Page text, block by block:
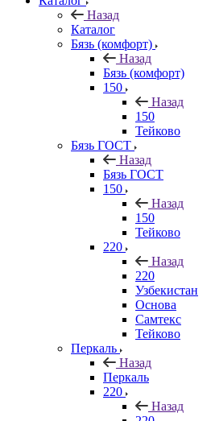
Назад
Каталог
Бязь (комфорт)
Назад
Бязь (комфорт)
150
Назад
150
Тейково
Бязь ГОСТ
Назад
Бязь ГОСТ
150
Назад
150
Тейково
220
Назад
220
Узбекистан
Основа
Самтекс
Тейково
Перкаль
Назад
Перкаль
220
Назад